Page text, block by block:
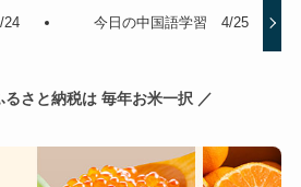
24 今日の中国語学習 4/25
さと納税は 毎年お米一択 ／